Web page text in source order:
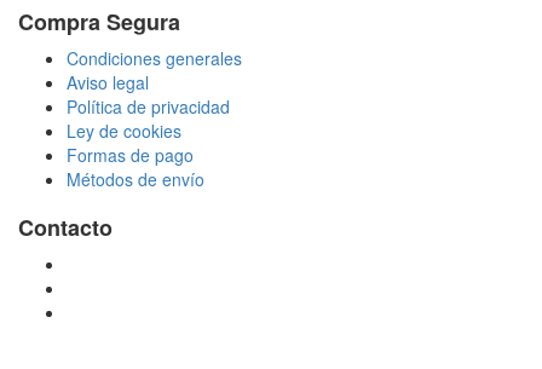
Compra Segura
Condiciones generales
Aviso legal
Política de privacidad
Ley de cookies
Formas de pago
Métodos de envío
Contacto